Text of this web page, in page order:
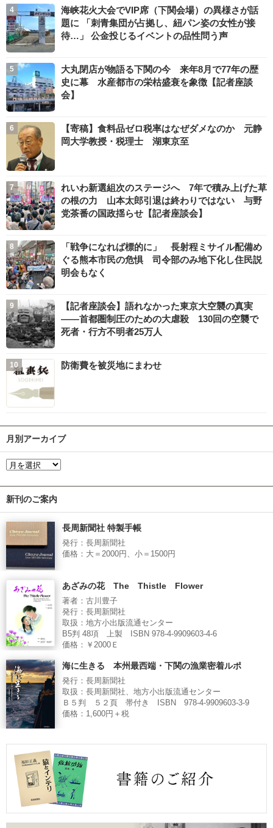
海峡花火大会でVIP席（下関会場）の異様さが話
題に 「刺青集団が占拠し、紐パン姿の女性が接
待…」 公金投じるイベントの品性問う声
大丸閉店が物語る下関の今 来年8月で77年の歴
史に幕 水産都市の栄枯盛衰を象徴【記者座談
会】
【寄稿】食料品ゼロ税率はなぜダメなのか 元静
岡大学教授・税理士 湖東京至
れいわ新選組次のステージへ 7年で積み上げた草
の根の力 山本太郎引退は終わりではない 与野
党茶番の国政揺らせ【記者座談会】
「戦争になれば標的に」 長射程ミサイル配備め
ぐる熊本市民の危惧 司令部のみ地下化し住民説
明会もなく
【記者座談会】語れなかった東京大空襲の真実
――首都圏制圧のための大虐殺 130回の空襲で
死者・行方不明者25万人
防衛費を被災地にまわせ
月別アーカイブ
新刊のご案内
長周新聞社 特製手帳
発行：長周新聞社
価格：大＝2000円、小＝1500円
あざみの花 The Thistle Flower
著者：古川豊子
発行：長周新聞社
取扱：地方小出版流通センター
B5判 48項 上製 ISBN 978-4-9909603-4-6
価格：￥2000Ｅ
海に生きる 本州最西端・下関の漁業密着ルポ
発行：長周新聞社
取扱：長周新聞社、地方小出版流通センター
Ｂ５判 ５２頁 帯付き ISBN 978-4-9909603-3-9
価格：1,600円＋税